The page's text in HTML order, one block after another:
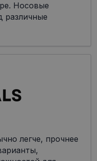
Носовые
различные
легче, прочнее